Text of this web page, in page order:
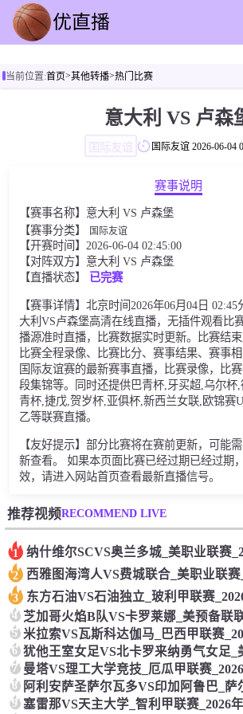
足球直播
其他转播
当前位置:首页>其他转播>热门比赛
意大利 VS 卢森
国际友谊 国际友谊 2026-06-04
赛事说明
【赛事名称】意大利 VS 卢森堡
【赛事分类】
国际友谊
【开赛时间】2026-06-04 02:45:00
【对阵双方】意大利 VS 卢森堡
【直播状态】
已完赛
【赛事详情】北京时间2026年06月04日
大利VS卢森堡高清在线直播，无插件观看比
播源准时直播，比赛数据实时更新。比赛结
比赛全程录像、比赛比分、赛事结果、赛事
国际友谊赛的最新赛事直播，比赛录像，比
段集锦等。同时还提供巴青杯,牙买超,乌尔杯
青杯,捷戊,贺岁杯,亚俱杯,新西兰女联,欧锦赛
乙等联赛直播。
【友好提示】部分比赛将在赛前更新，可能
新查看。 如果本页面比赛已经过期已经过期
效，请进入网站首页查看最新直播信号。
推荐视频RECOMMEND LIVE
1 纳什维尔SCVS奥兰多城_美职业联赛
2 西雅图海湾人VS费城联合_美职业联赛
3 东方石油VS石油独立_玻利甲联赛
4 芝加哥火焰B队VS卡罗莱娜_美预备联
5 米拉索VS瓦斯科达伽马_巴西甲联赛
6 犹他王室女足VS北卡罗来纳勇气女足_
7 曼塔VS理工大学竞技_厄瓜甲联赛
8 阿利安萨圣萨尔瓦多VS印加阿鲁巴_萨
9 塞雷那VS天主大学_智利甲联赛_2026